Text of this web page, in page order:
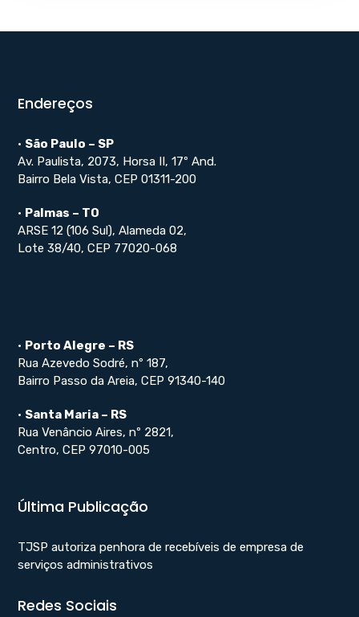
Endereços
• São Paulo – SP
Av. Paulista, 2073, Horsa II, 17º And.
Bairro Bela Vista, CEP 01311-200
• Palmas – TO
ARSE 12 (106 Sul), Alameda 02,
Lote 38/40, CEP 77020-068
• Porto Alegre – RS
Rua Azevedo Sodré, nº 187,
Bairro Passo da Areia, CEP 91340-140
• Santa Maria – RS
Rua Venâncio Aires, nº 2821,
Centro, CEP 97010-005
Última Publicação
TJSP autoriza penhora de recebíveis de empresa de
serviços administrativos
Redes Sociais